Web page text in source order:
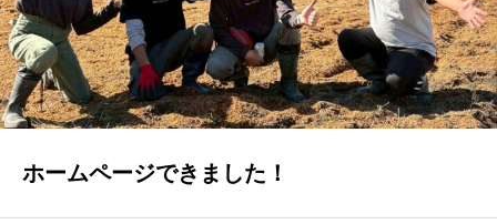
SHOP
お米、GOODS
企業の皆様へ
教育機関・自治体の皆様へ
ホームページできました！